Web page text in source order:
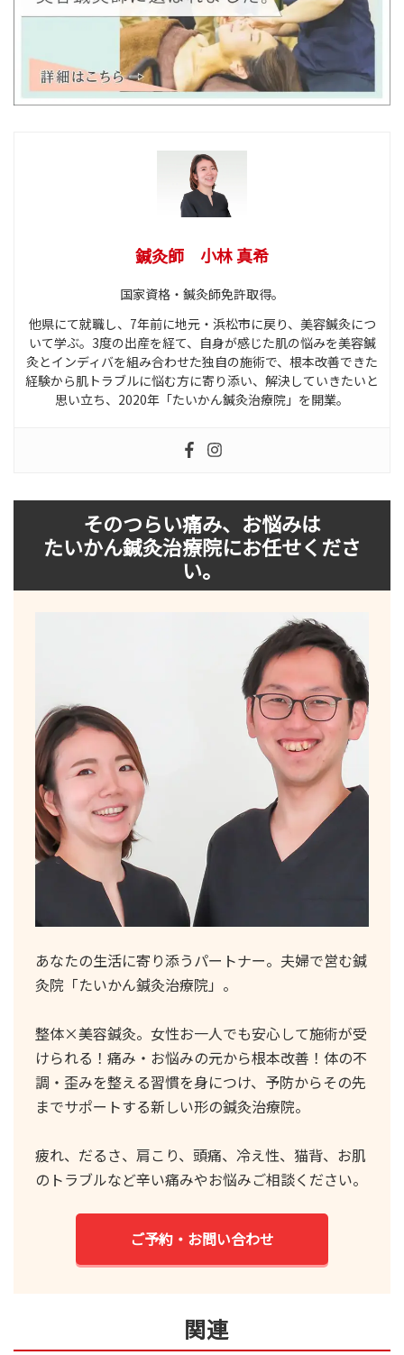
鍼灸師 小林 真希
国家資格・鍼灸師免許取得。
他県にて就職し、7年前に地元・浜松市に戻り、美容鍼灸につ
いて学ぶ。3度の出産を経て、自身が感じた肌の悩みを美容鍼
灸とインディバを組み合わせた独自の施術で、根本改善できた
経験から肌トラブルに悩む方に寄り添い、解決していきたいと
思い立ち、2020年「たいかん鍼灸治療院」を開業。
そのつらい痛み、お悩みは
たいかん鍼灸治療院にお任せくださ
い。
あなたの生活に寄り添うパートナー。夫婦で営む鍼
灸院「たいかん鍼灸治療院」。
整体×美容鍼灸。女性お一人でも安心して施術が受
けられる！痛み・お悩みの元から根本改善！体の不
調・歪みを整える習慣を身につけ、予防からその先
までサポートする新しい形の鍼灸治療院。
疲れ、だるさ、肩こり、頭痛、冷え性、猫背、お肌
のトラブルなど辛い痛みやお悩みご相談ください。
ご予約・お問い合わせ
関連